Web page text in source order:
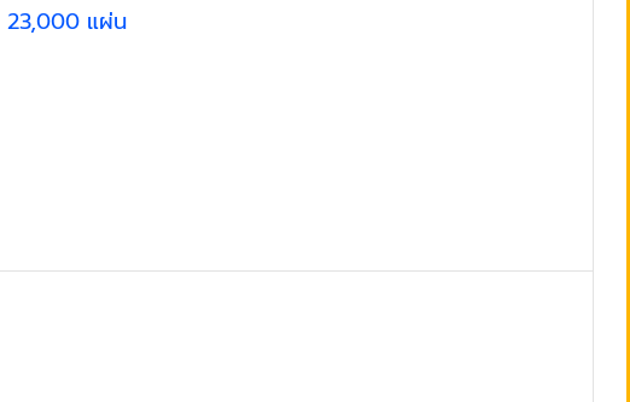
23,000 แผ่น